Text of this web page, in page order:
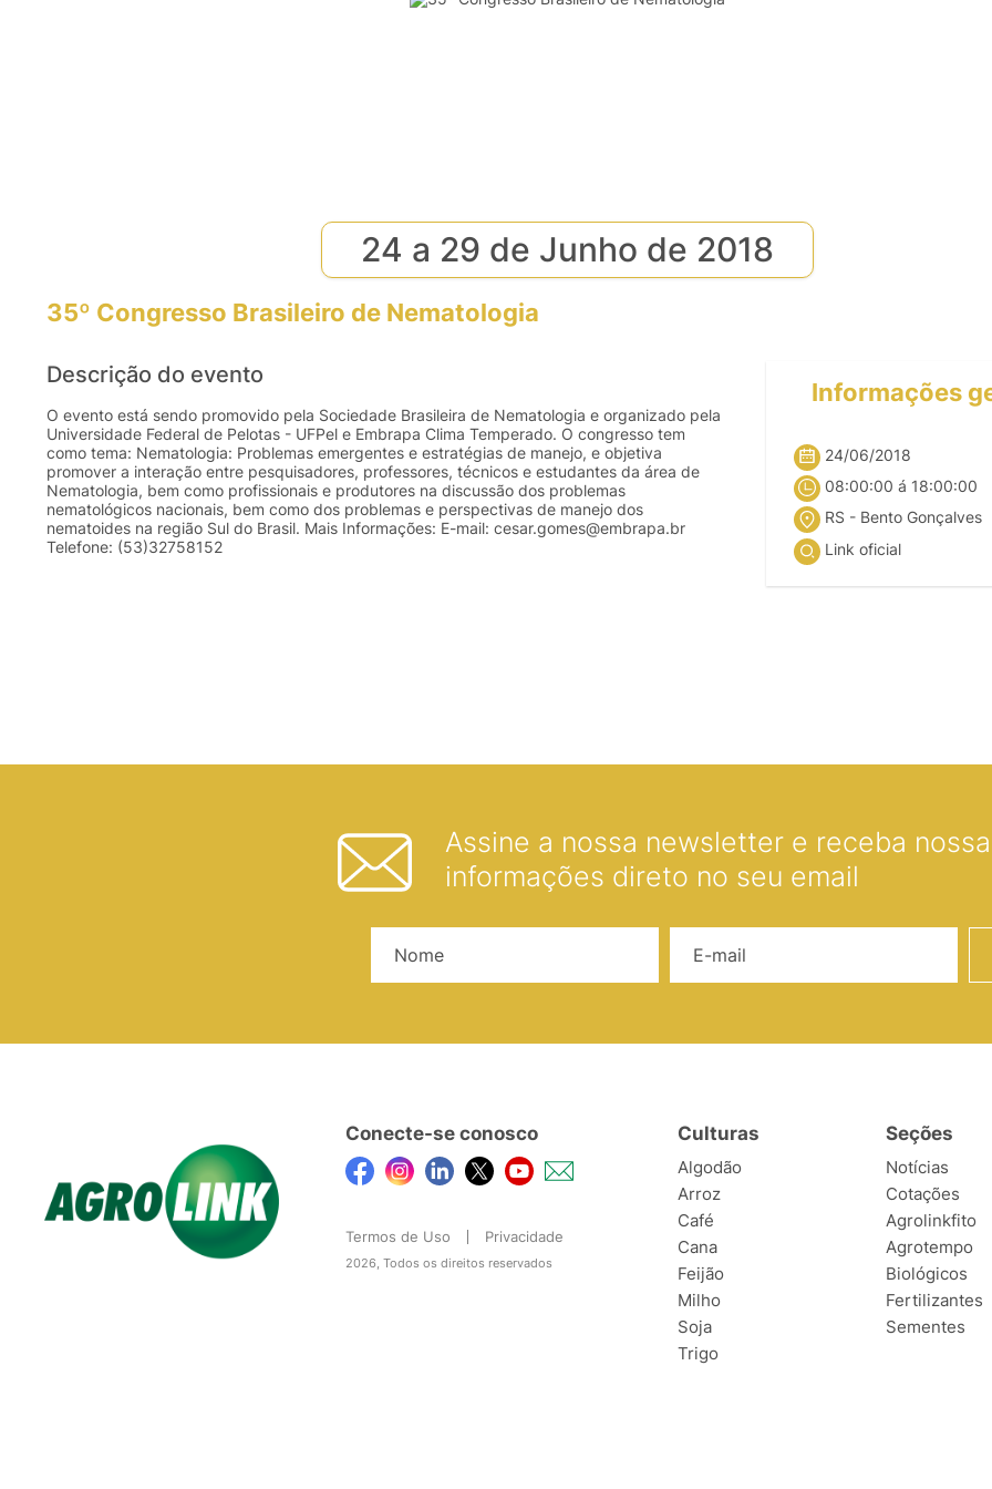
24 a 29 de Junho de 2018
35º Congresso Brasileiro de Nematologia
Descrição do evento
O evento está sendo promovido pela Sociedade Brasileira de Nematologia e organizado pela
Universidade Federal de Pelotas - UFPel e Embrapa Clima Temperado. O congresso tem
como tema: Nematologia: Problemas emergentes e estratégias de manejo, e objetiva
promover a interação entre pesquisadores, professores, técnicos e estudantes da área de
Nematologia, bem como profissionais e produtores na discussão dos problemas
nematológicos nacionais, bem como dos problemas e perspectivas de manejo dos
nematoides na região Sul do Brasil. Mais Informações: E-mail: cesar.gomes@embrapa.br
Telefone: (53)32758152
Informações
24/06/2018
08:00:00 á 18:00:00
RS - Bento Gonçalves
Link oficial
Assine a nossa newsletter e receba
informações direto no seu email
Conecte-se conosco
Termos de Uso Privacidade
2026, Todos os direitos reservados
Culturas
Algodão
Arroz
Café
Cana
Feijão
Milho
Soja
Trigo
Seções
Notícias
Cotações
Agrolinkfito
Agrotempo
Biológicos
Fertilizantes
Sementes